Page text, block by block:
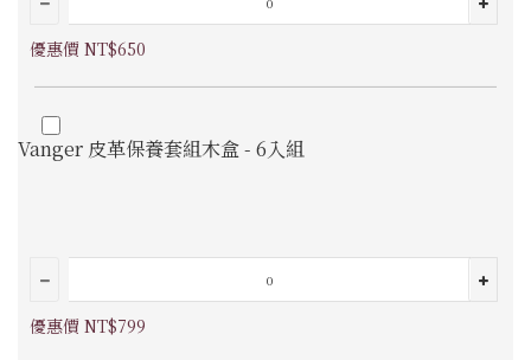
優惠價 NT$650
Vanger 皮革保養套組木盒 - 6入組
優惠價 NT$799